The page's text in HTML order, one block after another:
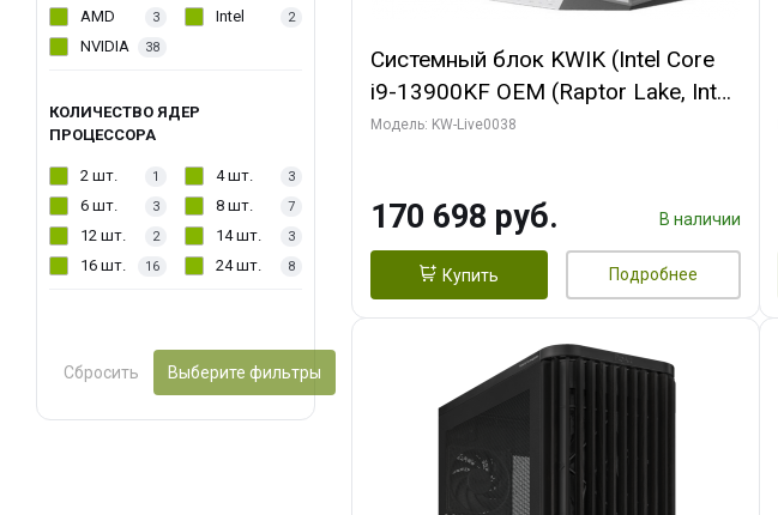
AMD 3 Intel 2
NVIDIA 38
КОЛИЧЕСТВО ЯДЕР
ПРОЦЕССОРА
2 шт. 1 4 шт. 3
6 шт. 3 8 шт. 7
12 шт. 2 14 шт. 3
16 шт. 16 24 шт. 8
Сбросить Выберите фильтры
Системный блок KWIK (Intel Core
i9-13900KF OEM (Raptor Lake, Intel
7, C24 16EC/8P/ 32 ГБ ОЗУ (2
2xDP 2/ 960 ГБ SSD)
Модель: KW-Live0038
170 698 руб. В наличии
Купить Подробнее